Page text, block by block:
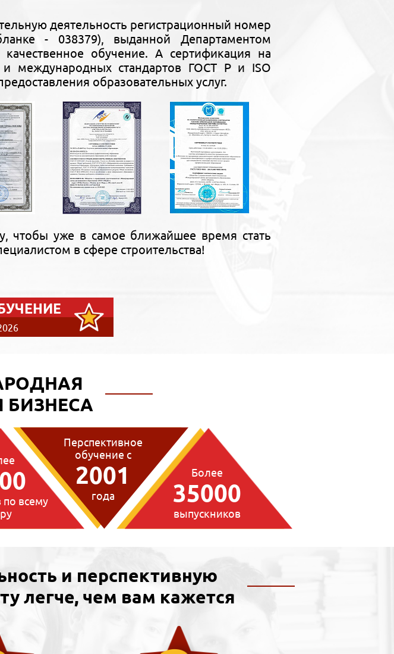
деятельность регистрационный номер
- 038379), выданной Департаментом
обучение. А сертификация на
и международных стандартов ГОСТ Р и ISO
образовательных услуг.
чтобы уже в самое ближайшее время стать
в сфере строительства!
по всему
Перспективное
обучение с
2001
года
Более
35000
выпускников
и перспективную
легче, чем вам кажется